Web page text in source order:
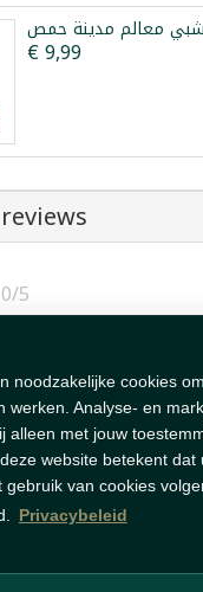
noodzakelijke cookies
werken. Analyse- en
alleen met jouw
website betekent dat
gebruik van cookies
Privacybeleid
معالم مدينة حمص
€ 9,99
0/5